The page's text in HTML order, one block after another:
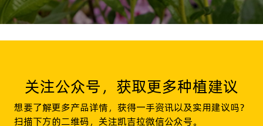
关注公众号，获取更多种植建议
想要了解更多产品详情，获得一手资讯以及实用建议吗？
扫描下方的二维码，关注凯吉拉微信公众号。